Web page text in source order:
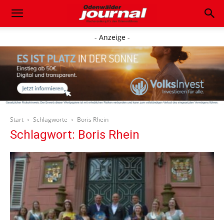
- Anzeige -
Start Schlagworte Boris Rhein
Schlagwort: Boris Rhein